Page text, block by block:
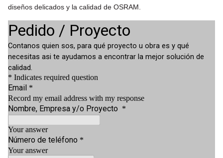
diseños delicados y la calidad de OSRAM.